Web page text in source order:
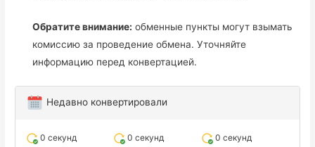
Обратите внимание: обменные пункты могут взымать
комиссию за проведение обмена. Уточняйте
информацию перед конвертацией.
Недавно конвертировали
0 секунд
0 секунд
0 секунд